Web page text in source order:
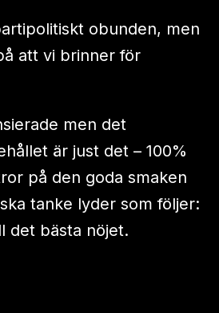
obunden, men
att vi brinner för
men det
är just det – 100%
på den goda smaken
tanke lyder som följer:
det bästa nöjet.